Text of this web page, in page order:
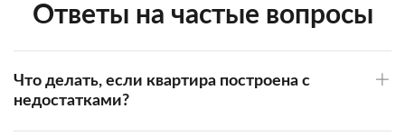
Ответы на частые вопросы
Что делать, если квартира построена с
недостатками?